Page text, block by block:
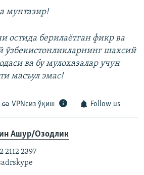
мунтазир!
остида берилаëтган фикр ва
ўзбекистонликларнинг шахсий
ва бу мулоҳазалар учун
масъул эмас!
VPNсиз ўқиш Follow us
Ашур/Озодлик
2112 2397